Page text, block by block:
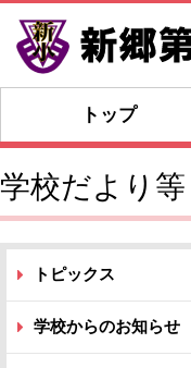
トップ
学校だより等
トピックス
学校からのお知らせ